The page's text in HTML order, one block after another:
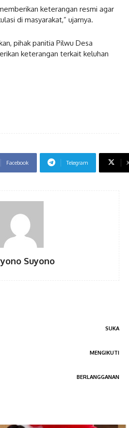
keterangan resmi agar
di masyarakat,” ujarnya.
pihak panitia Pilwu Desa
keterangan terkait keluhan
Facebook Telegram
Suyono
SUKA
MENGIKUTI
BERLANGGANAN